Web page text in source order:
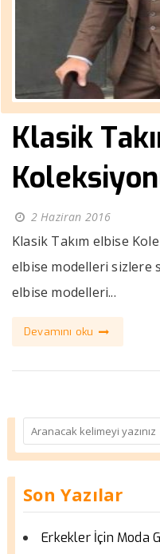
Klasik
2 Haziran 2016
Klasik Takım elbise
elbise modelleri sizlere
elbise modelleri...
Devamını oku
Son Yazılar
Erkekler İçin Moda